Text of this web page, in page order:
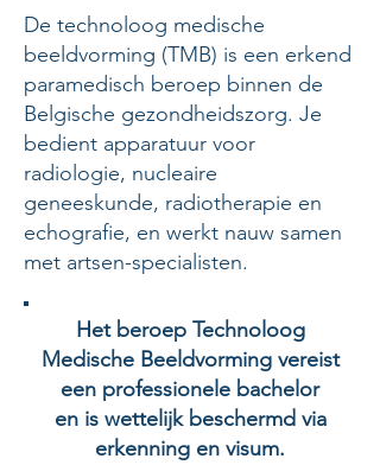
De technoloog medische
beeldvorming (TMB) is een erkend
paramedisch beroep binnen de
Belgische gezondheidszorg. Je
bedient apparatuur voor
radiologie, nucleaire
geneeskunde, radiotherapie en
echografie, en werkt nauw samen
met artsen-specialisten.
Het beroep Technoloog
Medische Beeldvorming vereist
een professionele bachelor
en is wettelijk beschermd via
erkenning en visum.